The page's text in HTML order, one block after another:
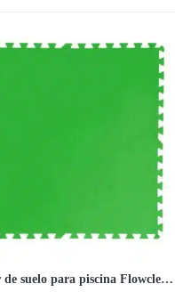
Protector de suelo para piscina Flowclear 78 x 78 cm